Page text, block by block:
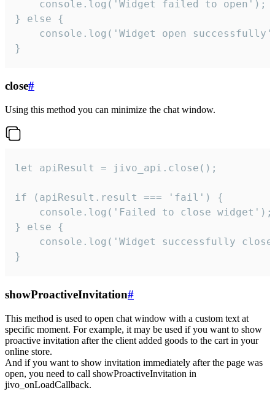
    console.log('Widget failed to open');
} else {
console.log('Widget open
}
close#
Using this method you can minimize the chat window.
let apiResult = jivo_api.close();
if (apiResult.result === 'fail') {
    console.log('Failed to close widget');
} else {
console.log('Widget successfully
}
showProactiveInvitation#
This method is used to open chat window with a custom text at
specific moment. For example, it may be used if you want to show
proactive invitation after the client added goods to the cart in your
online store.
And if you want to show invitation immediately after the page was
open, you need to call showProactiveInvitation in
jivo_onLoadCallback.